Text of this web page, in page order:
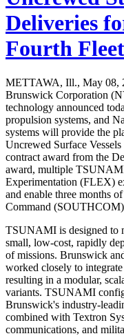
Deliveries
Fourth
METTAWA, Ill., May 08,
Brunswick Corporation
technology announced
propulsion systems, and
systems will provide the
Uncrewed Surface
contract award from the
award, multiple
Experimentation (FLEX)
and enable three months
Command
TSUNAMI is designed to
small, low-cost, rapidly
of missions. Brunswick
worked closely to
resulting in a modular,
variants. TSUNAMI
Brunswick's industry-
combined with Textron
communications, and